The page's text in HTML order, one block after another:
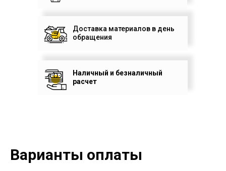
Доставка материалов в день
обращения
Наличный и безналичный
расчет
Варианты оплаты